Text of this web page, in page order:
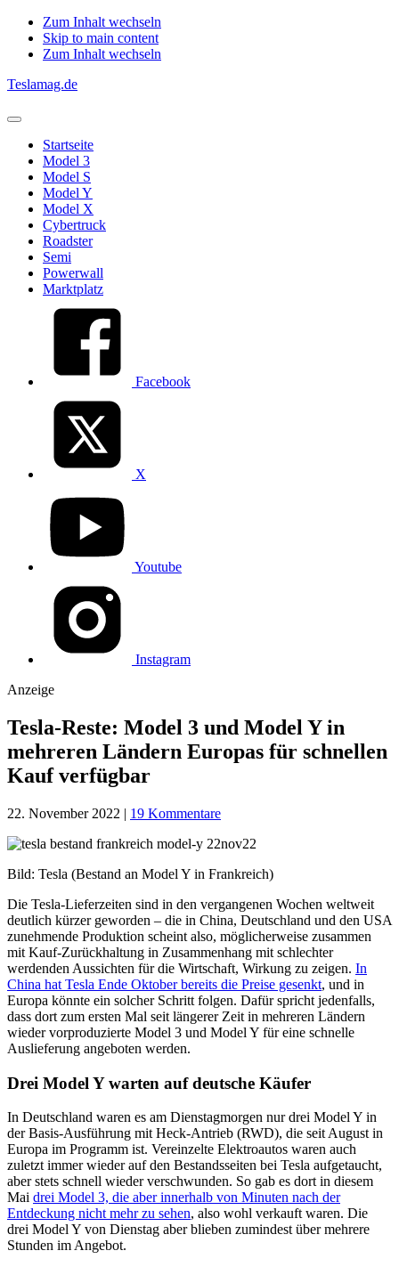
Zum Inhalt wechseln
Skip to main content
Zum Inhalt wechseln
Teslamag.de
Startseite
Model 3
Model S
Model Y
Model X
Cybertruck
Roadster
Semi
Powerwall
Marktplatz
Facebook
X
Youtube
Instagram
Anzeige
Tesla-Reste: Model 3 und Model Y in
mehreren Ländern Europas für schnellen
Kauf verfügbar
22. November 2022 | 19 Kommentare
Bild: Tesla (Bestand an Model Y in Frankreich)
Die Tesla-Lieferzeiten sind in den vergangenen Wochen weltweit
deutlich kürzer geworden – die in China, Deutschland und den USA
zunehmende Produktion scheint also, möglicherweise zusammen
mit Kauf-Zurückhaltung in Zusammenhang mit schlechter
werdenden Aussichten für die Wirtschaft, Wirkung zu zeigen. In
China hat Tesla Ende Oktober bereits die Preise gesenkt, und in
Europa könnte ein solcher Schritt folgen. Dafür spricht jedenfalls,
dass dort zum ersten Mal seit längerer Zeit in mehreren Ländern
wieder vorproduzierte Model 3 und Model Y für eine schnelle
Auslieferung angeboten werden.
Drei Model Y warten auf deutsche Käufer
In Deutschland waren es am Dienstagmorgen nur drei Model Y in
der Basis-Ausführung mit Heck-Antrieb (RWD), die seit August in
Europa im Programm ist. Vereinzelte Elektroautos waren auch
zuletzt immer wieder auf den Bestandsseiten bei Tesla aufgetaucht,
aber stets schnell wieder verschwunden. So gab es dort in diesem
Mai drei Model 3, die aber innerhalb von Minuten nach der
Entdeckung nicht mehr zu sehen, also wohl verkauft waren. Die
drei Model Y von Dienstag aber blieben zumindest über mehrere
Stunden im Angebot.